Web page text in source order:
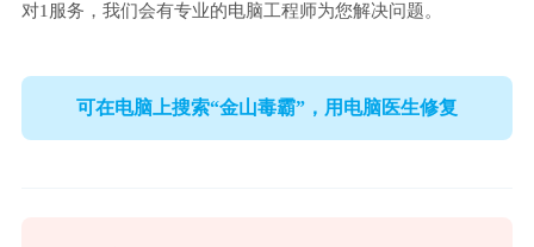
对1服务，我们会有专业的电脑工程师为您解决问题。
可在电脑上搜索“金山毒霸”，用电脑医生修复